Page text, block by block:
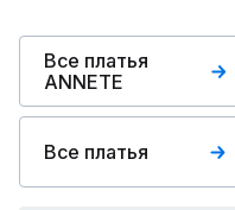
Все платья
ANNETE
Все платья